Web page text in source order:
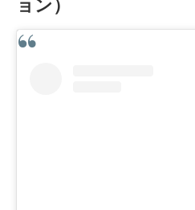
ョン）